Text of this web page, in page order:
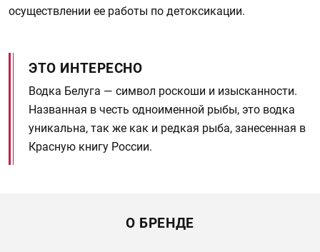
осуществлении ее работы по детоксикации.
ЭТО ИНТЕРЕСНО
Водка Белуга — символ роскоши и изысканности.
Названная в честь одноименной рыбы, это водка
уникальна, так же как и редкая рыба, занесенная в
Красную книгу России.
О БРЕНДЕ